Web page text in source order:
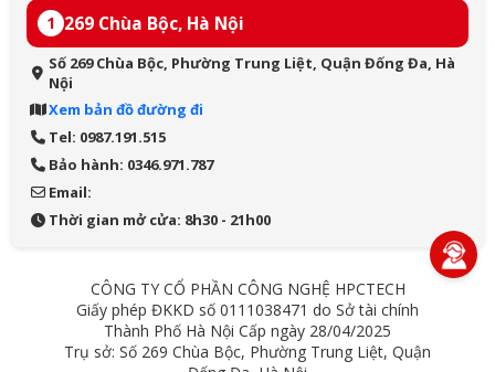
1 269 Chùa Bộc, Hà Nội
Số 269 Chùa Bộc, Phường Trung Liệt, Quận Đống Đa, Hà
Nội
Xem bản đồ đường đi
Tel: 0987.191.515
Bảo hành: 0346.971.787
Email:
Thời gian mở cửa: 8h30 - 21h00
CÔNG TY CỔ PHẦN CÔNG NGHỆ HPCTECH
Giấy phép ĐKKD số 0111038471 do Sở tài chính
Thành Phố Hà Nội Cấp ngày 28/04/2025
Trụ sở: Số 269 Chùa Bộc, Phường Trung Liệt, Quận